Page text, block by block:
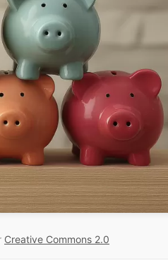
Creative Commons 2.0